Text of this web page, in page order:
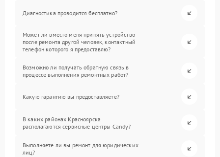
Диагностика проводится бесплатно?
Может ли вместо меня принять устройство
после ремонта другой человек, контактный
телефон которого я предоставлю?
Возможно ли получать обратную связь в
процессе выполнения ремонтных работ?
Какую гарантию вы предоставляете?
В каких районах Красноярска
располагаются сервисные центры Candy?
Выполняете ли вы ремонт для юридических
лиц?